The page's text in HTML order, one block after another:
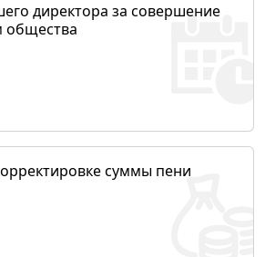
директора за совершение
общества
суммы пени